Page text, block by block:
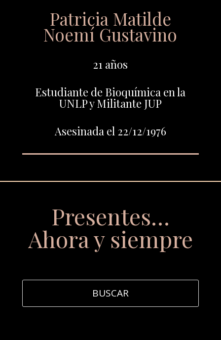
Patricia Matilde
Noemí Gustavino
21 años
Estudiante de Bioquímica en la
UNLP y Militante JUP
Asesinada el 22/12/1976
Presentes…
Ahora y siempre